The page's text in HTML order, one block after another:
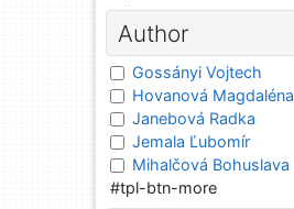
Author
Gossányi Vojtech
Hovanová Magdaléna
Janebová Radka
Jemala Ľubomír
Mihalčová Bohuslava
#tpl-btn-more